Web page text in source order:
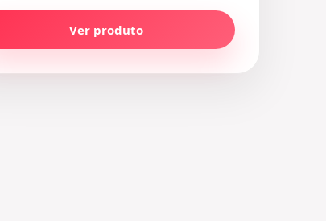
Ver produto